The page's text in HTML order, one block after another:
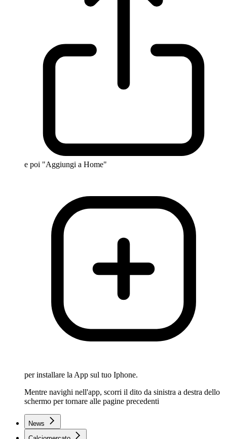
e poi "Aggiungi a Home"
per installare la App sul tuo Iphone.
Mentre navighi nell'app, scorri il dito da sinistra a destra dello
schermo per tornare alle pagine precedenti
News